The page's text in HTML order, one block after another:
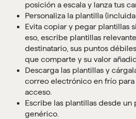
posición a escala y lanza tus
Personaliza la plantilla
Evita copiar y pegar plantillas
eso, escribe plantillas
destinatario, sus puntos
que comparte y su valor
Descarga las plantillas y
correo electrónico en frío para
acceso.
Escribe las plantillas desde un
genérico.